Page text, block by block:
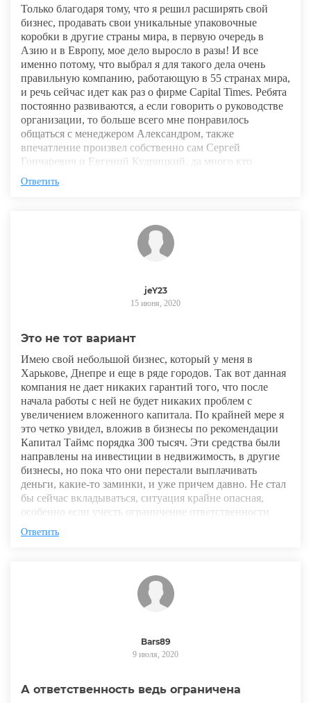
Только благодаря тому, что я решил расширять свой
бизнес, продавать свои уникальные упаковочные
коробки в другие страны мира, в первую очередь в
Азию и в Европу, мое дело выросло в разы! И все
именно потому, что выбрал я для такого дела очень
правильную компанию, работающую в 55 странах мира,
и речь сейчас идет как раз о фирме Capital Times. Ребята
постоянно развиваются, а если говорить о руководстве
организации, то больше всего мне понравилось
общаться с менеджером Александром, также
впечатление произвел собственно сам Сергей
Гончаревич и Евгений Кудрицкий, да много кто
Ответить
jeY23
15 июня, 2020
Это не тот вариант
Имею свой небольшой бизнес, который у меня в
Харькове, Днепре и еще в ряде городов. Так вот данная
компания не дает никаких гарантий того, что после
начала работы с ней не будет никаких проблем с
увеличением вложенного капитала. По крайней мере я
это четко увидел, вложив в бизнесы по рекомендации
Капитал Таймс порядка 300 тысяч. Эти средства были
направлены на инвестиции в недвижимость, в другие
бизнесы, но пока что они перестали выплачивать
деньги, какие-то заминки, и уже причем давно. Не стал
бы сейчас вкладываться, ситуация крайне опасная,
особенно если учесть ограничение ответственности
Ответить
Bars89
9 июля, 2020
А ответственность ведь ограничена